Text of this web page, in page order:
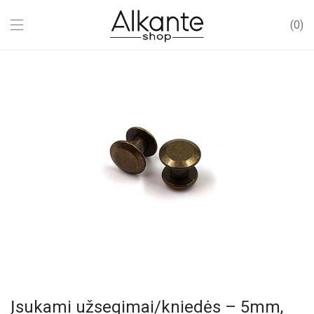
0
Įsukami užsegimai/kniedės – 5mm,